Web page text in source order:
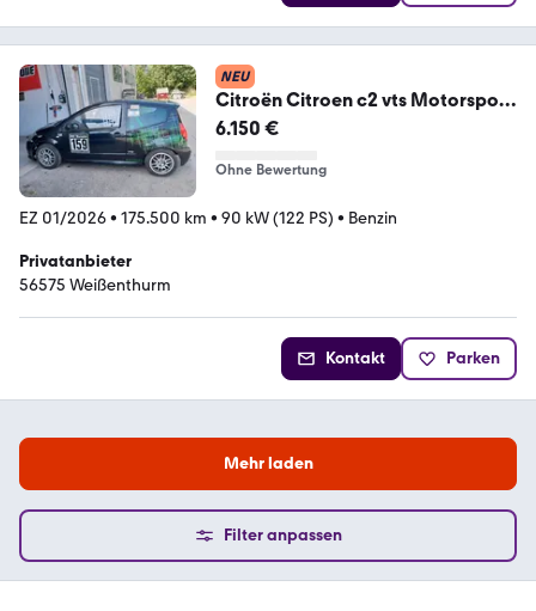
NEU
Citroën Citroen c2 vts Motorsport
ringtool rallye ...
6.150 €
Ohne Bewertung
EZ 01/2026• 175.500 km • 90 kW (122 PS) • Benzin
Privatanbieter
56575 Weißenthurm
Kontakt Parken
Mehr laden
Filter anpassen